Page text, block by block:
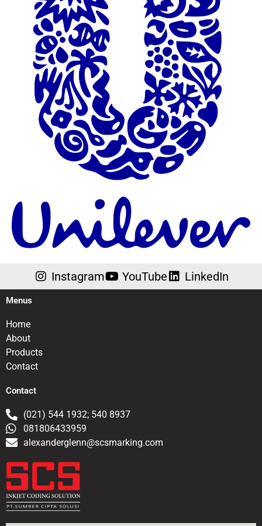
Instagram YouTube LinkedIn
Menus
Home
About
Products
Contact
Contact
(021) 544 1932; 540 8937
081806433959
alexanderglenn@scsmarking.com